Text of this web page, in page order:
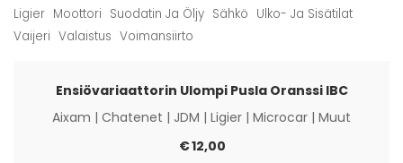
Ligier Moottori Suodatin Ja Öljy Sähkö Ulko- Ja Sisätilat
Vaijeri Valaistus Voimansiirto
Ensiövariaattorin Ulompi Pusla Oranssi IBC
Aixam | Chatenet | JDM | Ligier | Microcar | Muut
€12,00